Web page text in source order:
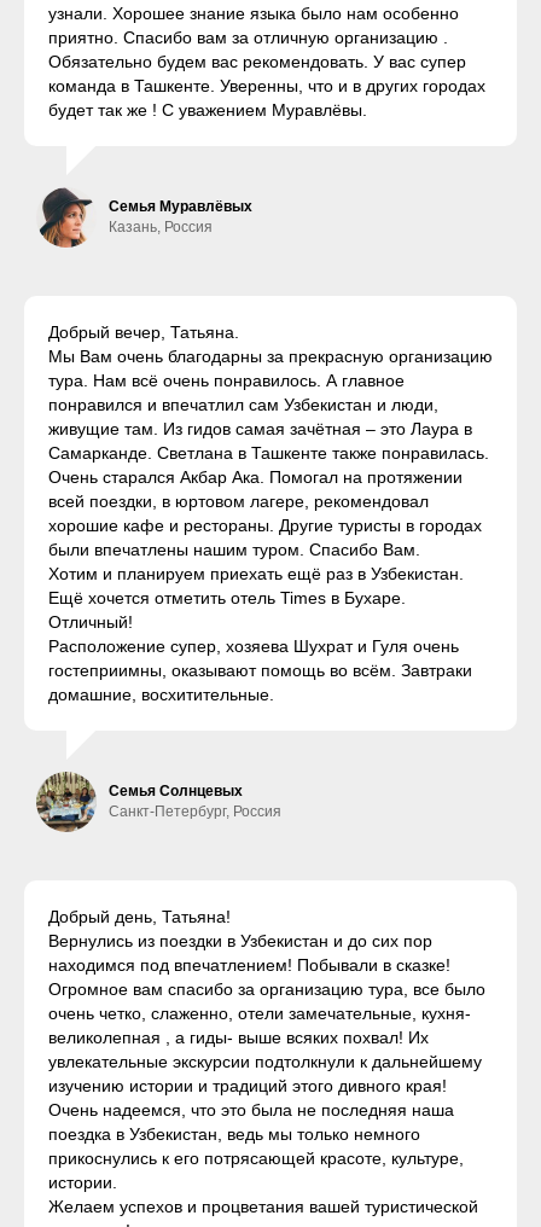
узнали. Хорошее знание языка было нам особенно
приятно. Спасибо вам за отличную организацию .
Обязательно будем вас рекомендовать. У вас супер
команда в Ташкенте. Уверенны, что и в других городах
будет так же ! С уважением Муравлёвы.
Семья Муравлёвых
Казань, Россия
Добрый вечер, Татьяна.
Мы Вам очень благодарны за прекрасную организацию
тура. Нам всё очень понравилось. А главное
понравился и впечатлил сам Узбекистан и люди,
живущие там. Из гидов самая зачётная – это Лаура в
Самарканде. Светлана в Ташкенте также понравилась.
Очень старался Акбар Ака. Помогал на протяжении
всей поездки, в юртовом лагере, рекомендовал
хорошие кафе и рестораны. Другие туристы в городах
были впечатлены нашим туром. Спасибо Вам.
Хотим и планируем приехать ещё раз в Узбекистан.
Ещё хочется отметить отель Times в Бухаре.
Отличный!
Расположение супер, хозяева Шухрат и Гуля очень
гостеприимны, оказывают помощь во всём. Завтраки
домашние, восхитительные.
Семья Солнцевых
Санкт-Петербург, Россия
Добрый день, Татьяна!
Вернулись из поездки в Узбекистан и до сих пор
находимся под впечатлением! Побывали в сказке!
Огромное вам спасибо за организацию тура, все было
очень четко, слаженно, отели замечательные, кухня-
великолепная , а гиды- выше всяких похвал! Их
увлекательные экскурсии подтолкнули к дальнейшему
изучению истории и традиций этого дивного края!
Очень надеемся, что это была не последняя наша
поездка в Узбекистан, ведь мы только немного
прикоснулись к его потрясающей красоте, культуре,
истории.
Желаем успехов и процветания вашей туристической